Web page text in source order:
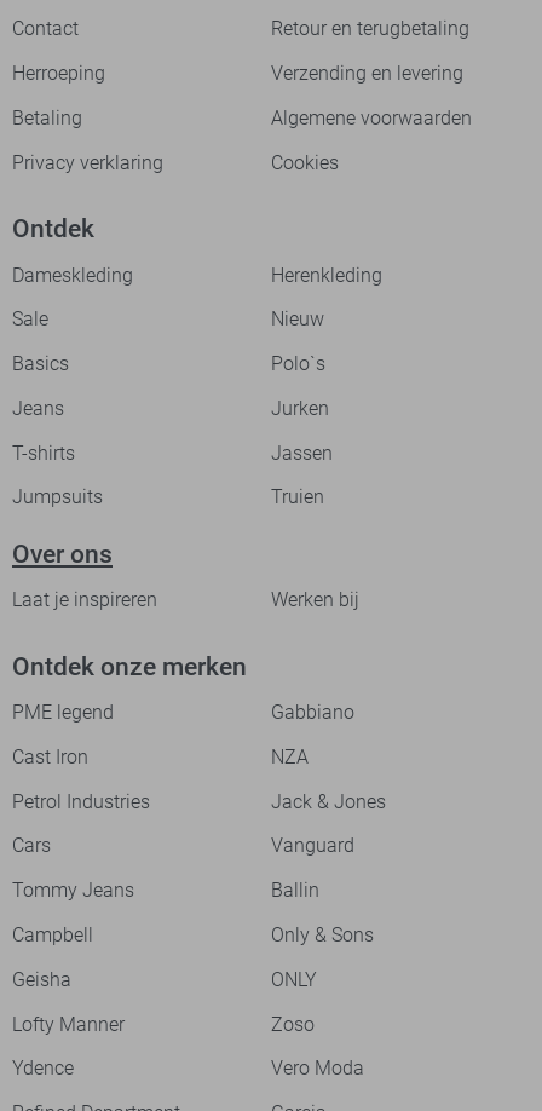
Contact
Retour en terugbetaling
Herroeping
Verzending en levering
Betaling
Algemene voorwaarden
Privacy verklaring
Cookies
Ontdek
Dameskleding
Herenkleding
Sale
Nieuw
Basics
Polo`s
Jeans
Jurken
T-shirts
Jassen
Jumpsuits
Truien
Over ons
Laat je inspireren Werken bij
Ontdek onze merken
PME legend
Gabbiano
Cast Iron
NZA
Petrol Industries
Jack & Jones
Cars
Vanguard
Tommy Jeans
Ballin
Campbell
Only & Sons
Geisha
ONLY
Lofty Manner
Zoso
Ydence
Vero Moda